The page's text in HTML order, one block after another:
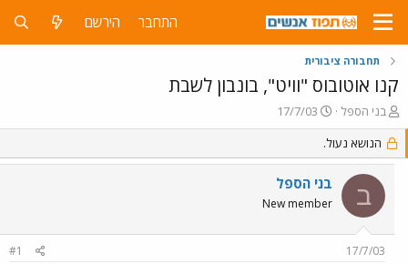
התחבר הירשם
תחבורה ציבורית
קנו אוטובוס "וויט", בונבון לשבת
פ
ו
ת
ח
נ
בני הספל
פ
ו
ס
ם
ב
ת
17/7/03
הנושא נעול.
ב בני הספל
New member
17/7/03
#1